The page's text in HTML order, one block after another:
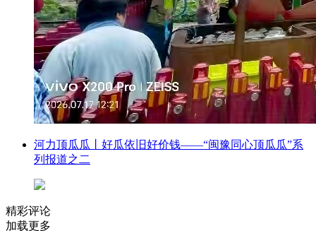
河力顶瓜瓜丨好瓜依旧好价钱——“闽豫同心顶瓜瓜”系
列报道之二
精彩评论
加载更多